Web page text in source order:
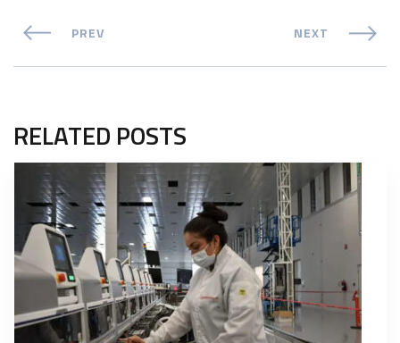
PREV NEXT
RELATED POSTS